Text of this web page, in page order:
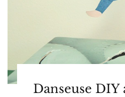
Danseuse DIY